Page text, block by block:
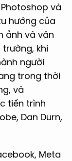
và
hướng của
ảnh và văn
khi
người
trong thời
và
tiến trình
Dan Durn,
Meta